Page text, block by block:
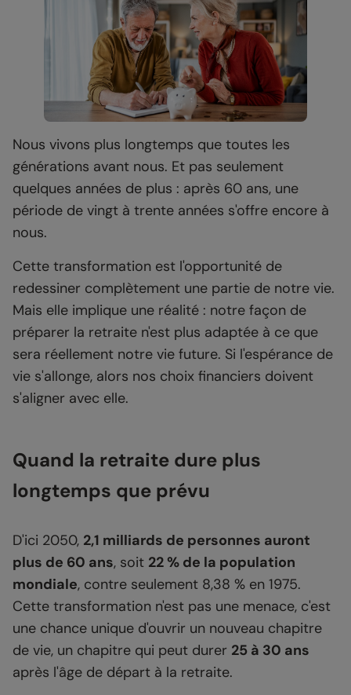
Nous vivons plus longtemps que toutes les
générations avant nous. Et pas seulement
quelques années de plus : après 60 ans, une
période de vingt à trente années s'offre encore à
nous.
Cette transformation est l'opportunité de
redessiner complètement une partie de notre vie.
Mais elle implique une réalité : notre façon de
préparer la retraite n'est plus adaptée à ce que
sera réellement notre vie future. Si l'espérance de
vie s'allonge, alors nos choix financiers doivent
s'aligner avec elle.
Quand la retraite dure plus
longtemps que prévu
D'ici 2050, 2,1 milliards de personnes auront
plus de 60 ans, soit 22 % de la population
mondiale, contre seulement 8,38 % en 1975.
Cette transformation n'est pas une menace, c'est
une chance unique d'ouvrir un nouveau chapitre
de vie, un chapitre qui peut durer 25 à 30 ans
après l'âge de départ à la retraite.